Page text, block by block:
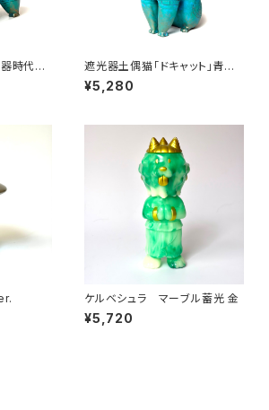
時代Ve
遮光器土偶猫「ドキャット」青銅
器時代Ver.
¥5,280
ケルベシュラ マーブル蓄光 金
¥5,720